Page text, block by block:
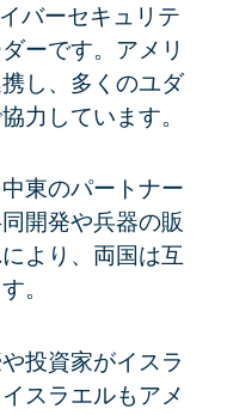
バーセキュリテ
ーです。アメリ
し、多くのユダ
力しています。
東のパートナー
開発や兵器の販
より、両国は互
。
投資家がイスラ
スラエルもアメ